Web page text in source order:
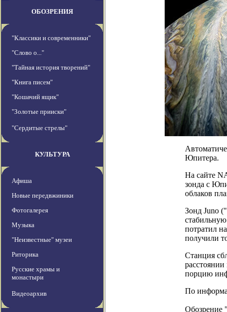
ОБОЗРЕНИЯ
"Классики и современники"
"Слово о..."
"Тайная история творений"
"Книга писем"
"Кошачий ящик"
"Золотые прииски"
"Сердитые стрелы"
КУЛЬТУРА
Афиша
Новые передвжиники
Фотогалерея
Музыка
"Неизвестные" музеи
Риторика
Русские храмы и
монастыри
Видеоархив
Юпитера.
На сайте
зонда с
облаков
Зонд Juno
потратил
получили
Станция
порцию
По
Обозрение